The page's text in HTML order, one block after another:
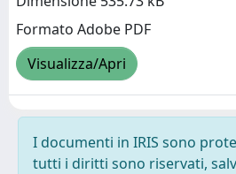
Formato Adobe PDF
Visualizza/Apri
I documenti in IRIS sono
tutti i diritti sono riservati,